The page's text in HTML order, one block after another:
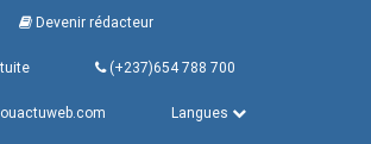
Devenir rédacteur
(+237)654 788 700
Langues